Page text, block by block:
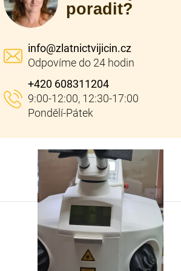
poradit?
info@zlatnictvijicin.cz
+420 608311204